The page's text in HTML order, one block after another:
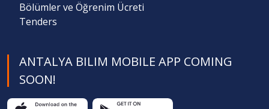
Bölümler ve Öğrenim Ücreti
Tenders
ANTALYA BILIM MOBILE APP COMING
SOON!